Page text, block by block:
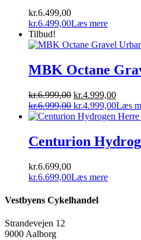
kr.6.499,00
kr.6.499,00Læs mere
Tilbud!
MBK Octane
kr.6.999,00 Den
oprindelige
pris
kr.6.999,00.
kr.4.999,00Den
pris
kr.6.999,00 Den
oprindelige
var:
kr.6.999,00.
kr.4.999,00Den
er:
Læs
Centurion
kr.6.699,00
kr.6.699,00Læs mere
Vestbyens Cykelhandel
Strandevejen 12
9000 Aalborg